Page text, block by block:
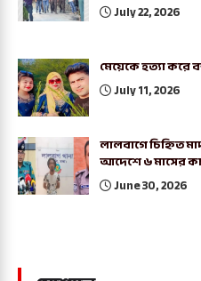
July 22, 2026
মেয়েকে হত্যা করে
July 11, 2026
লালবাগে চিহ্নিত
আদেশে ৬ মাসের
June 30, 2026